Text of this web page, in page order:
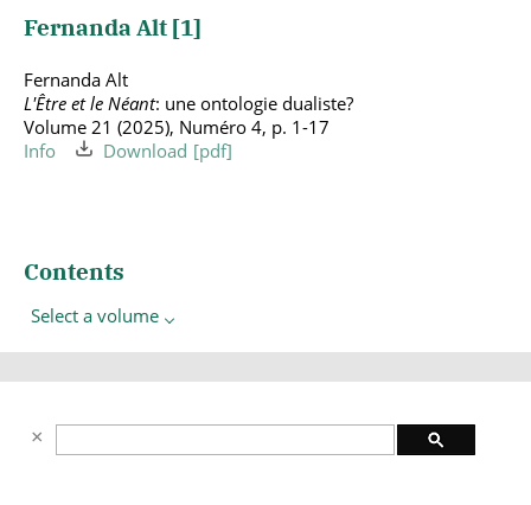
Fernanda Alt [1]
Fernanda Alt
L'Être et le Néant: une ontologie dualiste?
Volume 21 (2025), Numéro 4, p. 1-17
Info
Download
Contents
Select a volume